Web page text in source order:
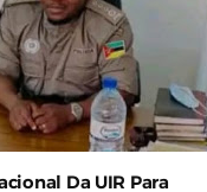
Da UIR Para